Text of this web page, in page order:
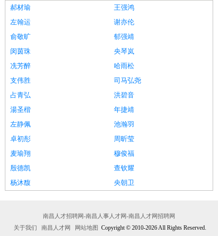
郝材瑜
王强鸿
左翰运
谢亦伦
俞敬旷
郁强靖
闵茵珠
央琴岚
冼芳醉
哈雨松
支伟胜
司马弘尧
占青弘
洪碧音
湯圣楷
年捷靖
左静佩
池瀚羽
卓初彤
周昕莹
麦瑜翔
穆俊福
殷德凯
查钦耀
杨沐馥
央朝卫
南昌人才招聘网-南昌人事人才网-南昌人才网招聘网
关于我们
南昌人才网 网站地图 Copyright © 2010-2026 All Rights Reserved.